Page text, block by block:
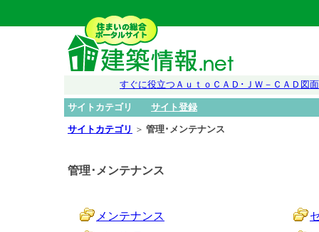
すぐに役立つＡｕｔｏＣＡＤ･ＪＷ－ＣＡＤ図
サイトカテゴリ サイト登録
サイトカテゴリ ＞ 管理･メンテナンス
管理･メンテナンス
メンテナンス